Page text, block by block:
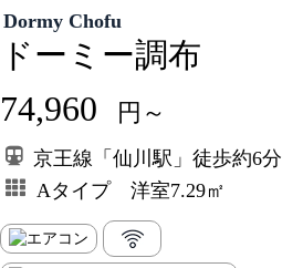
Dormy Chofu
ドーミー調布
74,960 円～
京王線「仙川駅」徒歩約6分
Aタイプ 洋室7.29㎡